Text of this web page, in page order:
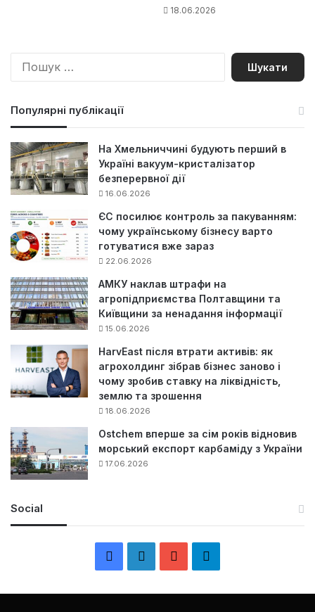
18.06.2026
П
Популярні публікації
На Хмельниччині будують перший в
Україні вакуум-кристалізатор
безперервної дії
16.06.2026
ЄС посилює контроль за пакуванням:
чому українському бізнесу варто
готуватися вже зараз
22.06.2026
АМКУ наклав штрафи на
агропідприємства Полтавщини та
Київщини за ненадання інформації
15.06.2026
HarvEast після втрати активів: як
агрохолдинг зібрав бізнес заново і
чому зробив ставку на ліквідність,
землю та зрошення
18.06.2026
Ostchem вперше за сім років відновив
морський експорт карбаміду з України
17.06.2026
Social